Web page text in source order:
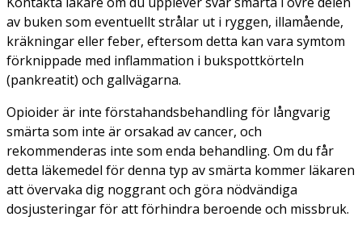
av buken som eventuellt strålar ut i ryggen, illamående,
kräkningar eller feber, eftersom detta kan vara symtom
förknippade med inflammation i bukspottkörteln
(pankreatit) och gallvägarna.
Opioider är inte förstahandsbehandling för långvarig
smärta som inte är orsakad av cancer, och
rekommenderas inte som enda behandling. Om du får
detta läkemedel för denna typ av smärta kommer läkaren
att övervaka dig noggrant och göra nödvändiga
dosjusteringar för att förhindra beroende och missbruk.